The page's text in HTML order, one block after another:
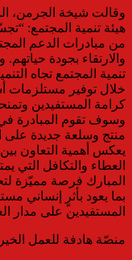
وقالت شيخة الجرمن،
هيئة تنمية المجتمع:
من مبادرات الدعم
والارتقاء بجودة حياتهم.
تنمية المجتمع تجاه
خلال توفير مستلزمات
كرامة المستفيدين
منتج وسلعة جديدة على
يعكس أهمية التعاون
العطاء والتكافل التي
المبارك فرصة مميّزة
بما يعود بأثرٍ إنساني
المستفيدين على مدار
منصّة هادفة للعمل